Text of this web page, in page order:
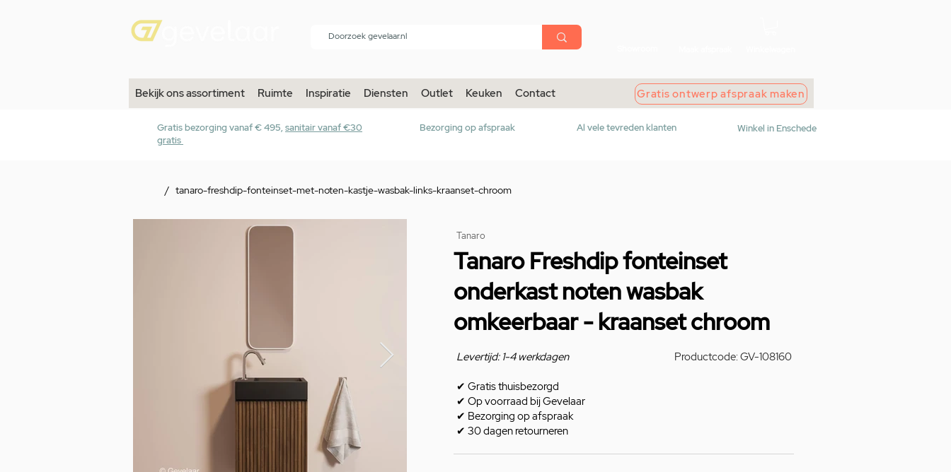
menu
Bekijk ons assortiment Ruimte Inspiratie Diensten Outlet Keuken Contact Gratis ontwerp afspraak maken
Gratis bezorging vanaf € 495, sanitair vanaf €30
gratis
Bezorging op afspraak Al vele tevreden klanten Winkel in Enschede
/ tanaro-freshdip-fonteinset-met-noten-kastje-wasbak-links-kraanset-chroom
Tanaro
Tanaro Freshdip fonteinset
onderkast noten wasbak
omkeerbaar - kraanset chroom
Levertijd: 1-4 werkdagen
✔ Gratis thuisbezorgd
✔ Op voorraad bij Gevelaar
✔ Bezorging op afspraak
✔ 30 dagen retourneren
Productcode: GV-108160